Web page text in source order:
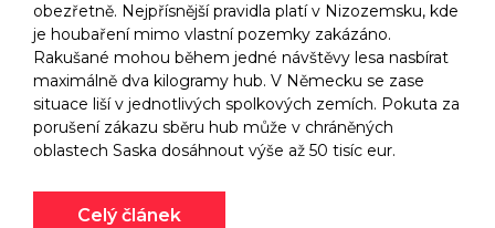
obezřetně. Nejpřísnější pravidla platí v Nizozemsku, kde
je houbaření mimo vlastní pozemky zakázáno.
Rakušané mohou během jedné návštěvy lesa nasbírat
maximálně dva kilogramy hub. V Německu se zase
situace liší v jednotlivých spolkových zemích. Pokuta za
porušení zákazu sběru hub může v chráněných
oblastech Saska dosáhnout výše až 50 tisíc eur.
Celý článek